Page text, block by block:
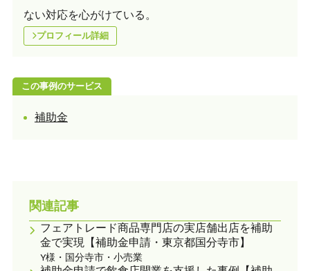
ない対応を心がけている。
プロフィール詳細
この事例のサービス
補助金
関連記事
フェアトレード商品専門店の実店舗出店を補助
金で実現【補助金申請・東京都国分寺市】
Y様・国分寺市・小売業